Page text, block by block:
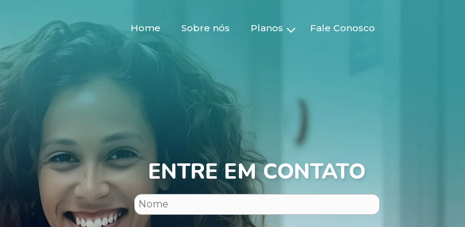
Home Sobre nós Planos Fale Conosco
ENTRE EM CONTATO